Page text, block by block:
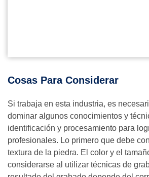
Cosas Para Considerar
Si trabaja en esta industria, es
dominar algunos conocimientos y
identificación y procesamiento para
profesionales. Lo primero que debe
textura de la piedra. El color y el
considerarse al utilizar técnicas de